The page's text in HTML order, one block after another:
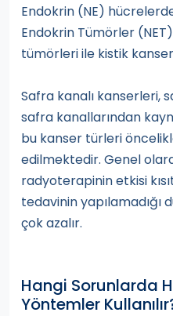
Endokrin (NE)
Endokrin Tümörler
tümörleri ile kistik
Safra kanalı kanserleri,
safra kanallarından
bu kanser türleri
edilmektedir. Genel
radyoterapinin etkisi
tedavinin yapılamadığı
çok azalır.
Hangi Sorunlarda
Yöntemler